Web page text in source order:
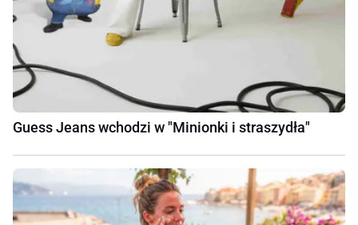
Guess Jeans wchodzi w "Minionki i straszydła"